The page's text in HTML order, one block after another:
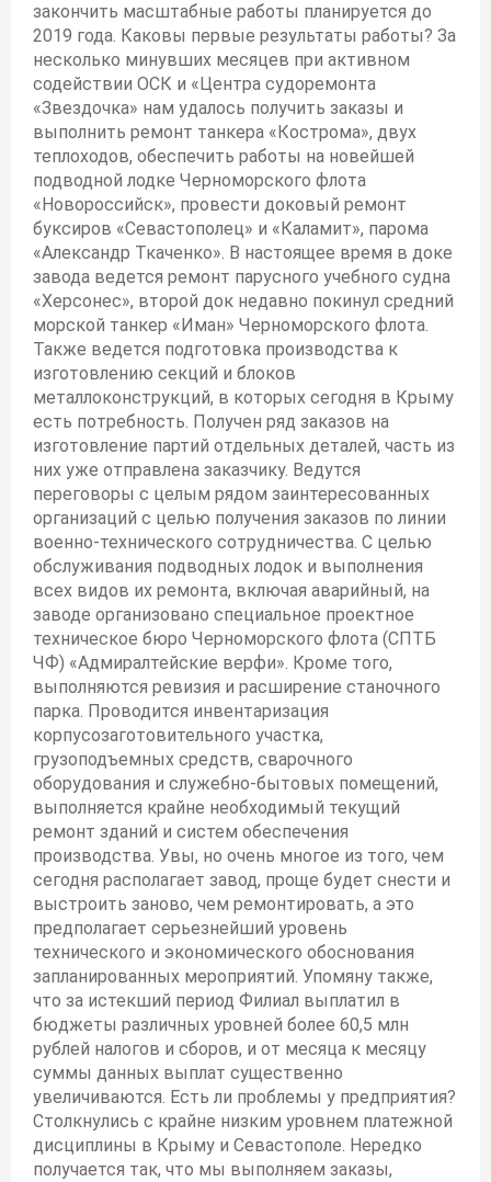
закончить масштабные работы планируется до
2019 года. Каковы первые результаты работы? За
несколько минувших месяцев при активном
содействии ОСК и «Центра судоремонта
«Звездочка» нам удалось получить заказы и
выполнить ремонт танкера «Кострома», двух
теплоходов, обеспечить работы на новейшей
подводной лодке Черноморского флота
«Новороссийск», провести доковый ремонт
буксиров «Севастополец» и «Каламит», парома
«Александр Ткаченко». В настоящее время в доке
завода ведется ремонт парусного учебного судна
«Херсонес», второй док недавно покинул средний
морской танкер «Иман» Черноморского флота.
Также ведется подготовка производства к
изготовлению секций и блоков
металлоконструкций, в которых сегодня в Крыму
есть потребность. Получен ряд заказов на
изготовление партий отдельных деталей, часть из
них уже отправлена заказчику. Ведутся
переговоры с целым рядом заинтересованных
организаций с целью получения заказов по линии
военно-технического сотрудничества. С целью
обслуживания подводных лодок и выполнения
всех видов их ремонта, включая аварийный, на
заводе организовано специальное проектное
техническое бюро Черноморского флота (СПТБ
ЧФ) «Адмиралтейские верфи». Кроме того,
выполняются ревизия и расширение станочного
парка. Проводится инвентаризация
корпусозаготовительного участка,
грузоподъемных средств, сварочного
оборудования и служебно-бытовых помещений,
выполняется крайне необходимый текущий
ремонт зданий и систем обеспечения
производства. Увы, но очень многое из того, чем
сегодня располагает завод, проще будет снести и
выстроить заново, чем ремонтировать, а это
предполагает серьезнейший уровень
технического и экономического обоснования
запланированных мероприятий. Упомяну также,
что за истекший период Филиал выплатил в
бюджеты различных уровней более 60,5 млн
рублей налогов и сборов, и от месяца к месяцу
суммы данных выплат существенно
увеличиваются. Есть ли проблемы у предприятия?
Столкнулись с крайне низким уровнем платежной
дисциплины в Крыму и Севастополе. Нередко
получается так, что мы выполняем заказы,